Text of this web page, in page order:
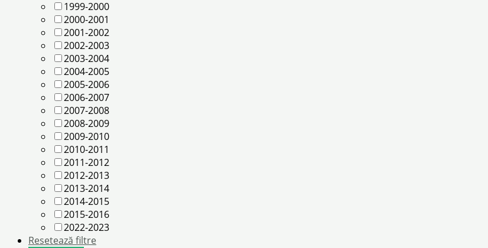
1999-2000
2000-2001
2001-2002
2002-2003
2003-2004
2004-2005
2005-2006
2006-2007
2007-2008
2008-2009
2009-2010
2010-2011
2011-2012
2012-2013
2013-2014
2014-2015
2015-2016
2022-2023
Resetează filtre